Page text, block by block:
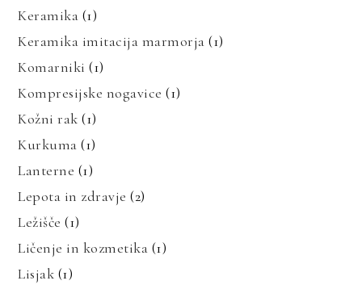
Keramika (1)
Keramika imitacija marmorja (1)
Komarniki (1)
Kompresijske nogavice (1)
Kožni rak (1)
Kurkuma (1)
Lanterne (1)
Lepota in zdravje (2)
Ležišče (1)
Ličenje in kozmetika (1)
Lisjak (1)